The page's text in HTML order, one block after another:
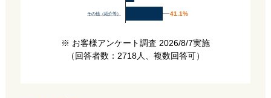
その他（紹介等） 41.1%
41.1%
※ お客様アンケート調査 2026/8/7実施
（回答者数：2718人、複数回答可）